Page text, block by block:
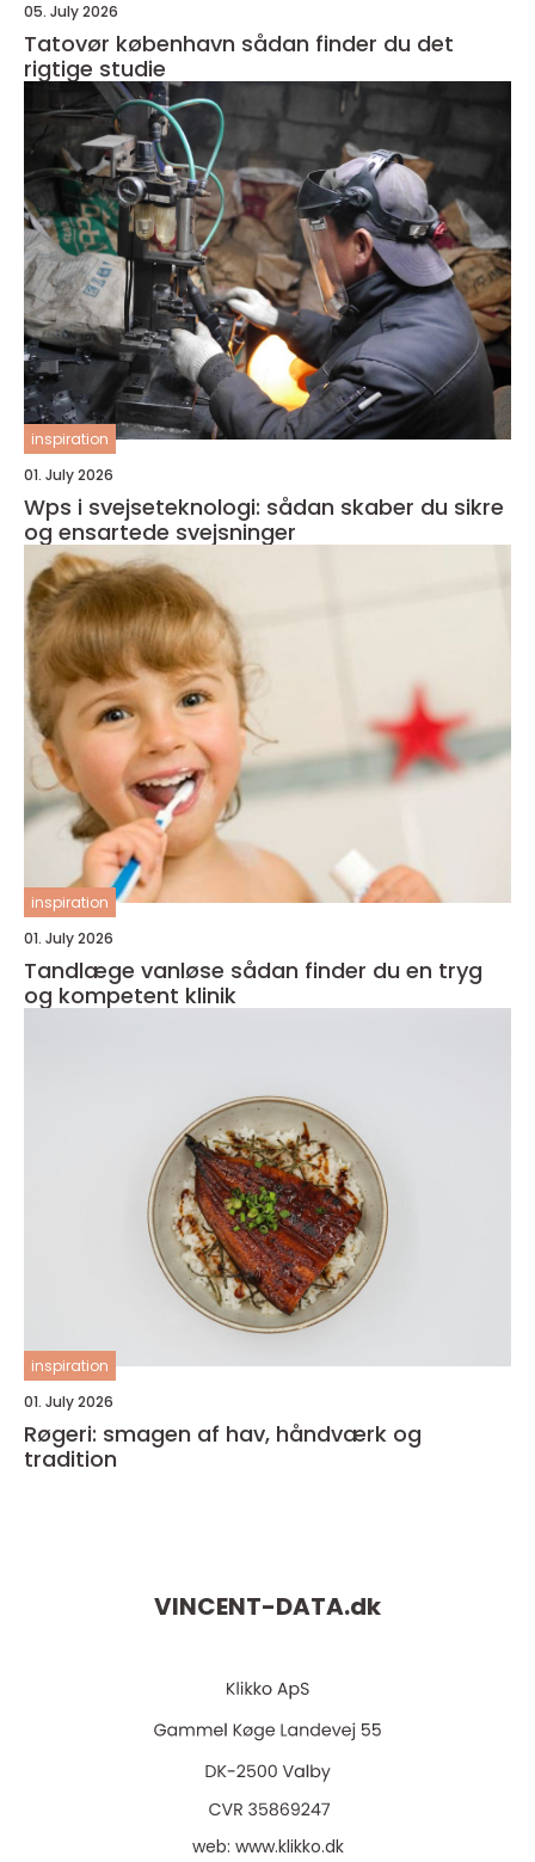
05. July 2026
Tatovør københavn sådan finder du det
rigtige studie
inspiration
01. July 2026
Wps i svejseteknologi: sådan skaber du sikre
og ensartede svejsninger
inspiration
01. July 2026
Tandlæge vanløse sådan finder du en tryg
og kompetent klinik
inspiration
01. July 2026
Røgeri: smagen af hav, håndværk og
tradition
VINCENT-DATA.dk
web: www.klikko.dk